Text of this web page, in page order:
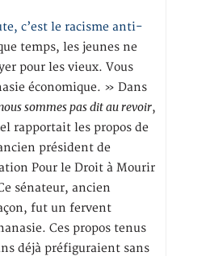
c’est le racisme anti-
temps, les jeunes ne
pour les vieux. Vous
économique. » Dans
sommes pas dit au revoir,
rapportait les propos de
président de
Pour le Droit à Mourir
sénateur, ancien
fut un fervent
Ces propos tenus
déjà préfiguraient sans